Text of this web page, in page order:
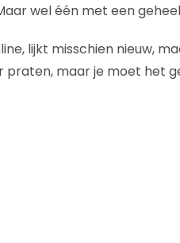
wel één met een
lijkt misschien nieuw,
praten, maar je moet het